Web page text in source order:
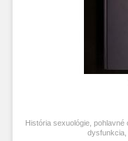
História sexuológie,
dysfunkcia,